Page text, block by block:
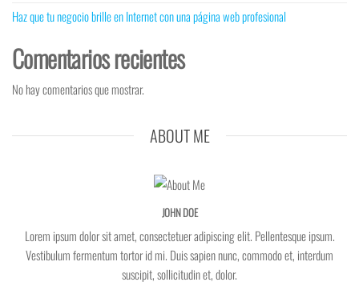
Haz que tu negocio brille en Internet con una página web profesional
Comentarios recientes
No hay comentarios que mostrar.
ABOUT ME
JOHN DOE
Lorem ipsum dolor sit amet, consectetuer adipiscing elit. Pellentesque ipsum.
Vestibulum fermentum tortor id mi. Duis sapien nunc, commodo et, interdum
suscipit, sollicitudin et, dolor.